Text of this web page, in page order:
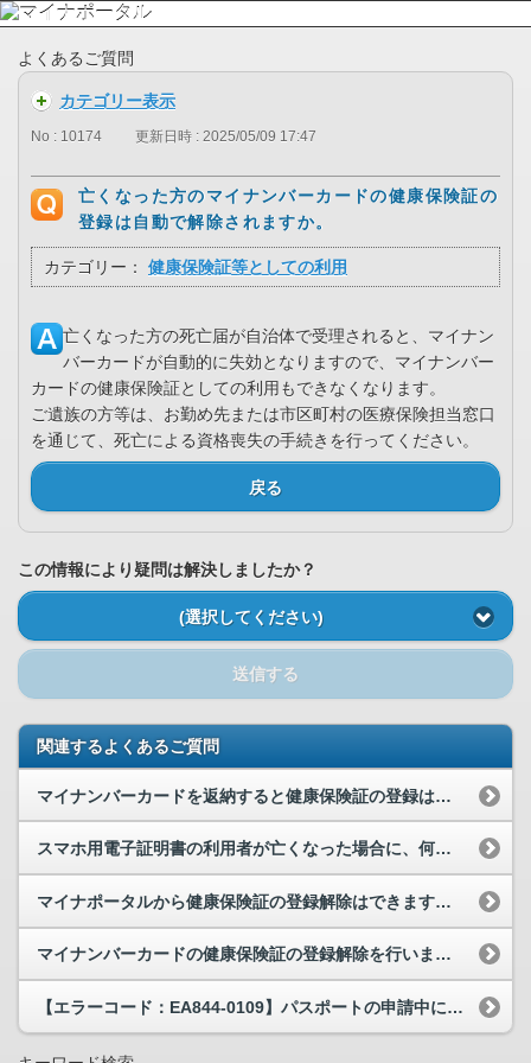
よくあるご質問
カテゴリー表示
No : 10174 更新日時 : 2025/05/09 17:47
亡くなった方のマイナンバーカードの健康保険証の
登録は自動で解除されますか。
カテゴリー： 健康保険証等としての利用
亡くなった方の死亡届が自治体で受理されると、マイナン
バーカードが自動的に失効となりますので、マイナンバー
カードの健康保険証としての利用もできなくなります。
ご遺族の方等は、お勤め先または市区町村の医療保険担当窓口
を通じて、死亡による資格喪失の手続きを行ってください。
戻る
この情報により疑問は解決しましたか？
(選択してください)
送信する
関連するよくあるご質問
マイナンバーカードを返納すると健康保険証の登録は自動で解除されますか。
スマホ用電子証明書の利用者が亡くなった場合に、何か手続などは必要でしょうか。
マイナポータルから健康保険証の登録解除はできますか。
マイナンバーカードの健康保険証の登録解除を行いましたが、「健康保険証」ページの「利用登録状況」...
【エラーコード：EA844-0109】パスポートの申請中にEA844-0109が表示されます。...